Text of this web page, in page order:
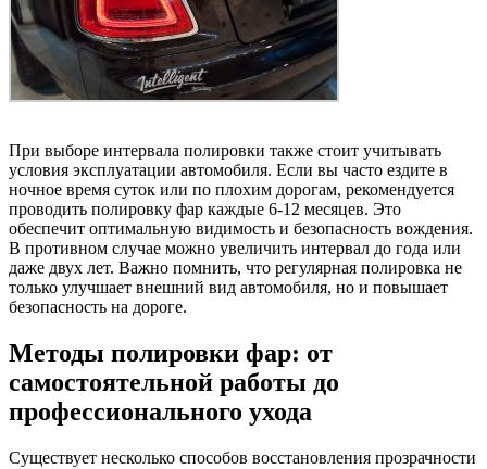
При выборе интервала полировки также стоит учитывать
условия эксплуатации автомобиля. Если вы часто ездите в
ночное время суток или по плохим дорогам, рекомендуется
проводить полировку фар каждые 6-12 месяцев. Это
обеспечит оптимальную видимость и безопасность вождения.
В противном случае можно увеличить интервал до года или
даже двух лет. Важно помнить, что регулярная полировка не
только улучшает внешний вид автомобиля, но и повышает
безопасность на дороге.
Методы полировки фар: от
самостоятельной работы до
профессионального ухода
Существует несколько способов восстановления прозрачности